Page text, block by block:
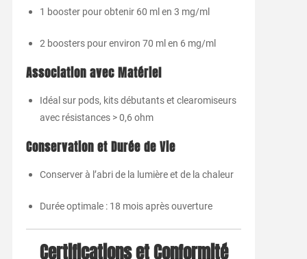
1 booster pour obtenir 60 ml en 3 mg/ml
2 boosters pour environ 70 ml en 6 mg/ml
Association avec Matériel
Idéal sur pods, kits débutants et clearomiseurs
avec résistances > 0,6 ohm
Conservation et Durée de Vie
Conserver à l’abri de la lumière et de la chaleur
Durée optimale : 18 mois après ouverture
Certifications et Conformité